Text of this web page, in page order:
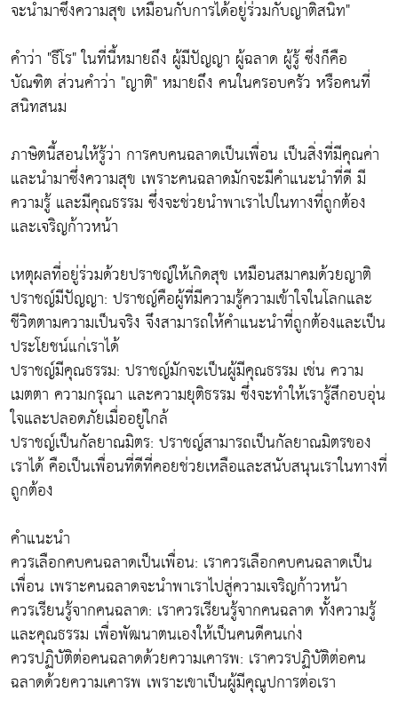
จะนำมาซึ่งความสุข เหมือนกับการได้อยู่ร่วมกับญาติสนิท"
คำว่า "ธีโร" ในที่นี้หมายถึง ผู้มีปัญญา ผู้ฉลาด ผู้รู้ ซึ่งก็คือ
บัณฑิต ส่วนคำว่า "ญาติ" หมายถึง คนในครอบครัว หรือคนที่
สนิทสนม
ภาษิตนี้สอนให้รู้ว่า การคบคนฉลาดเป็นเพื่อน เป็นสิ่งที่มีคุณค่า
และนำมาซึ่งความสุข เพราะคนฉลาดมักจะมีคำแนะนำที่ดี มี
ความรู้ และมีคุณธรรม ซึ่งจะช่วยนำพาเราไปในทางที่ถูกต้อง
และเจริญก้าวหน้า
เหตุผลที่อยู่ร่วมด้วยปราชญ์ให้เกิดสุข เหมือนสมาคมด้วยญาติ
ปราชญ์มีปัญญา: ปราชญ์คือผู้ที่มีความรู้ความเข้าใจในโลกและ
ชีวิตตามความเป็นจริง จึงสามารถให้คำแนะนำที่ถูกต้องและเป็น
ประโยชน์แก่เราได้
ปราชญ์มีคุณธรรม: ปราชญ์มักจะเป็นผู้มีคุณธรรม เช่น ความ
เมตตา ความกรุณา และความยุติธรรม ซึ่งจะทำให้เรารู้สึกอบอุ่น
ใจและปลอดภัยเมื่ออยู่ใกล้
ปราชญ์เป็นกัลยาณมิตร: ปราชญ์สามารถเป็นกัลยาณมิตรของ
เราได้ คือเป็นเพื่อนที่ดีที่คอยช่วยเหลือและสนับสนุนเราในทางที่
ถูกต้อง
คำแนะนำ
ควรเลือกคบคนฉลาดเป็นเพื่อน: เราควรเลือกคบคนฉลาดเป็น
เพื่อน เพราะคนฉลาดจะนำพาเราไปสู่ความเจริญก้าวหน้า
ควรเรียนรู้จากคนฉลาด: เราควรเรียนรู้จากคนฉลาด ทั้งความรู้
และคุณธรรม เพื่อพัฒนาตนเองให้เป็นคนดีคนเก่ง
ควรปฏิบัติต่อคนฉลาดด้วยความเคารพ: เราควรปฏิบัติต่อคน
ฉลาดด้วยความเคารพ เพราะเขาเป็นผู้มีคุณูปการต่อเรา